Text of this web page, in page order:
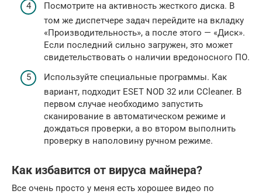
Посмотрите на активность жесткого диска. В
том же диспетчере задач перейдите на вкладку
«Производительность», а после этого — «Диск».
Если последний сильно загружен, это может
свидетельствовать о наличии вредоносного ПО.
Используйте специальные программы. Как
вариант, подходит ESET NOD 32 или CCleaner. В
первом случае необходимо запустить
сканирование в автоматическом режиме и
дождаться проверки, а во втором выполнить
проверку в наполовину ручном режиме.
Как избавится от вируса майнера?
Все очень просто у меня есть хорошее видео по